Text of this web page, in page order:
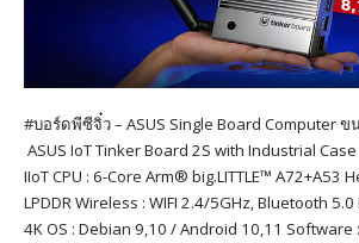
#บอร์ดพีซีจิ๋ว – ASUS Single Board Computer ข
ASUS IoT Tinker Board 2S with Industrial
IIoT CPU : 6-Core Arm® big.LITTLE™ A72+A53
LPDDR Wireless : WIFI 2.4/5GHz, Bluetooth
4K OS : Debian 9,10 / Android 10,11 Software